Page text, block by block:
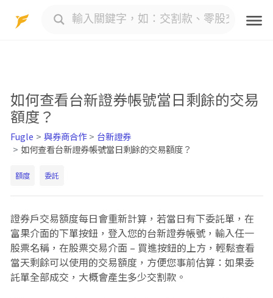
如何查看台新證券帳號當日剩餘的交易
額度？
Fugle 與券商合作
台新證券
如何查看台新證券帳號當日剩餘的交易額度？
額度 委託
證券戶交易額度每日會重新計算，若當日有下委託單，在
富果介面的下單按鈕，登入您的台新證券帳號，輸入任一
股票名稱，在股票交易介面 – 買進按鈕的上方，輕鬆查看
當天剩餘可以使用的交易額度，方便您事前估算：如果委
託單全部成交，大概會產生多少交割款。